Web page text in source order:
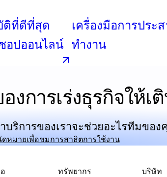
ติที่ดีที่สุด
อปออนไลน์
เครื่องมือการประ
ทำงาน
งการเร่งธุรกิจให้เ
บริการของเราจะช่วยอะไรทีมขอ
หมายเพื่อชมการสาธิตการใช้งาน
ทรัพยากร บริษัท